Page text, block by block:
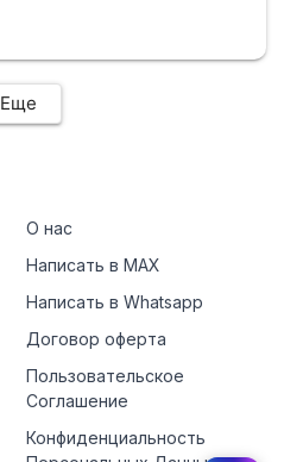
Еще
О нас
Написать в MAX
Написать в Whatsapp
Договор оферта
Пользовательское
Соглашение
Конфиденциальность